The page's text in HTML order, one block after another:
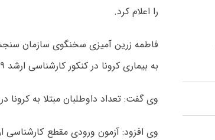
را اعلام کرد.
فاطمه زرین آمیزی سخنگوی سازمان
به بیماری کرونا در کنکور کارشناسی ارشد ۹۹ را اعلام کرد.
وی گفت: تعداد داوطلبان مبتلا به کرونا در آزمون ارشد ۹۹ تعداد